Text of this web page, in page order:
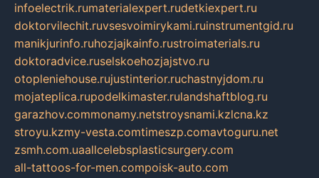
infoelectrik.rumaterialexpert.rudetkiexpert.ru
doktorvilechit.ruvsesvoimirykami.ruinstrumentgid.ru
manikjurinfo.ruhozjajkainfo.rustroimaterials.ru
doktoradvice.ruselskoehozjajstvo.ru
otopleniehouse.rujustinterior.ruchastnyjdom.ru
mojateplica.rupodelkimaster.rulandshaftblog.ru
garazhov.commonamy.netstroysnami.kzlcna.kz
stroyu.kzmy-vesta.comtimeszp.comavtoguru.net
zsmh.com.uaallcelebsplasticsurgery.com
all-tattoos-for-men.compoisk-auto.com